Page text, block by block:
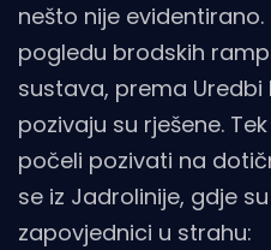
nešto nije
pogledu brodskih
sustava, prema Uredbi
pozivaju su rješene.
počeli pozivati na
se iz Jadrolinije, gdje
zapovjednici u strahu: